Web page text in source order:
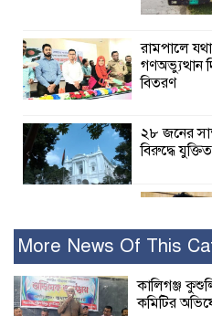
রামপালে
গণঅভ্যুত্থান
বিতরণ
২৮ জনের
বিরুদ্ধে
পাঁচ মাসে
More News Of This
কালিগঞ্জ
কমিটির